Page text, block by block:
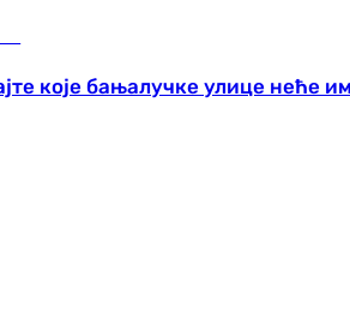
које бањалучке улице неће